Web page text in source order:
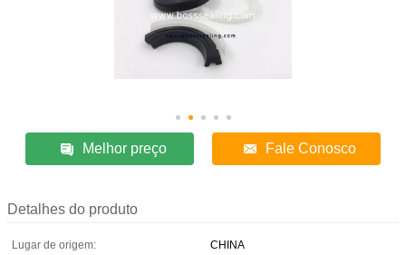
Melhor preço Fale Conosco
Detalhes do produto
Lugar de origem:
CHINA